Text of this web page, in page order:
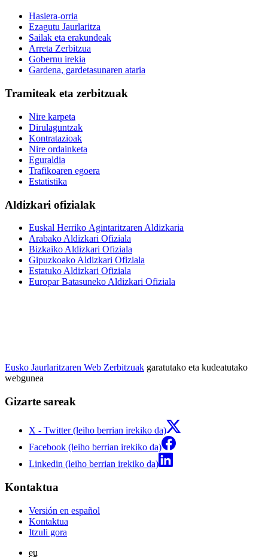
Hasiera-orria
Ezagutu Jaurlaritza
Sailak eta erakundeak
Arreta Zerbitzua
Gobernu irekia
Gardena, gardetasunaren ataria
Tramiteak eta zerbitzuak
Nire karpeta
Dirulaguntzak
Kontratazioak
Nire ordainketa
Eguraldia
Trafikoaren egoera
Estatistika
Aldizkari ofizialak
Euskal Herriko Agintaritzaren Aldizkaria
Arabako Aldizkari Ofiziala
Bizkaiko Aldizkari Ofiziala
Gipuzkoako Aldizkari Ofiziala
Estatuko Aldizkari Ofiziala
Europar Batasuneko Aldizkari Ofiziala
Eusko Jaurlaritzaren Web Zerbitzuak garatutako eta kudeatutako
webgunea
Gizarte sareak
X - Twitter (leiho berrian irekiko da)
Facebook (leiho berrian irekiko da)
Linkedin (leiho berrian irekiko da)
Kontaktua
Versión en español
Kontaktua
Itzuli gora
eu